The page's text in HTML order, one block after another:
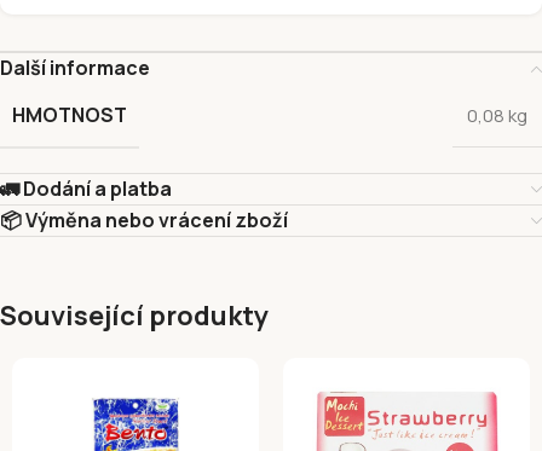
Další informace
HMOTNOST
0,08 kg
🚛 Dodání a platba
📦 Výměna nebo vrácení zboží
Související produkty